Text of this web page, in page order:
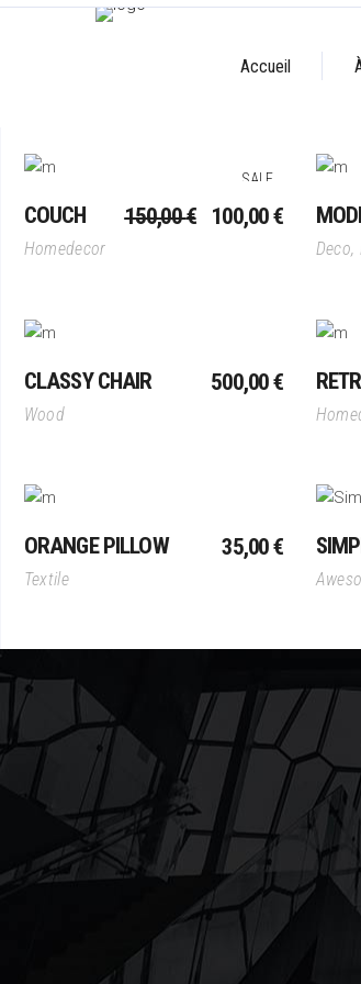
Accueil
SALE
COUCH 150,00€
LE
PRIX
100,00€LE
ACTUEL
Homedecor Deco,
CLASSY CHAIR 500,00€
Wood
ORANGE PILLOW 35,00€
Textile